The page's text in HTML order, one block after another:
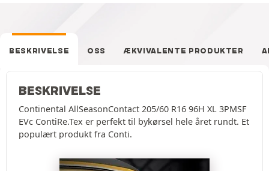
BESKRIVELSE OSS ÆKVIVALENTE PRODUKTER
BESKRIVELSE
Continental AllSeasonContact 205/60 R16 96H XL 3PMSF
EVc ContiRe.Tex er perfekt til bykørsel hele året rundt. Et
populært produkt fra Conti.